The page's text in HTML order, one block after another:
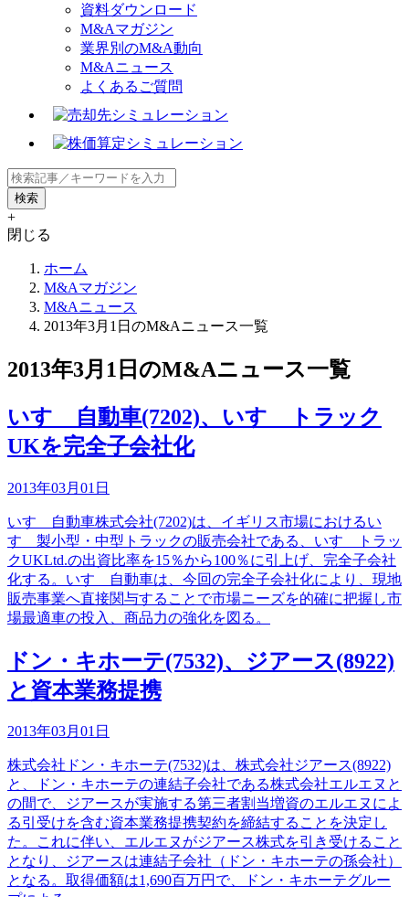
資料ダウンロード
M&Aマガジン
業界別のM&A動向
M&Aニュース
よくあるご質問
+
閉じる
ホーム
M&Aマガジン
M&Aニュース
2013年3月1日のM&Aニュース一覧
2013年3月1日のM&Aニュース一覧
いすゞ自動車(7202)、いすゞトラック
UKを完全子会社化
2013年03月01日
いすゞ自動車株式会社(7202)は、イギリス市場におけるい
すゞ製小型・中型トラックの販売会社である、いすゞトラッ
クUKLtd.の出資比率を15％から100％に引上げ、完全子会社
化する。いすゞ自動車は、今回の完全子会社化により、現地
販売事業へ直接関与することで市場ニーズを的確に把握し市
場最適車の投入、商品力の強化を図る。
ドン・キホーテ(7532)、ジアース(8922)
と資本業務提携
2013年03月01日
株式会社ドン・キホーテ(7532)は、株式会社ジアース(8922)
と、ドン・キホーテの連結子会社である株式会社エルエヌと
の間で、ジアースが実施する第三者割当増資のエルエヌによ
る引受けを含む資本業務提携契約を締結することを決定し
た。これに伴い、エルエヌがジアース株式を引き受けること
となり、ジアースは連結子会社（ドン・キホーテの孫会社）
となる。取得価額は1,690百万円で、ドン・キホーテグルー